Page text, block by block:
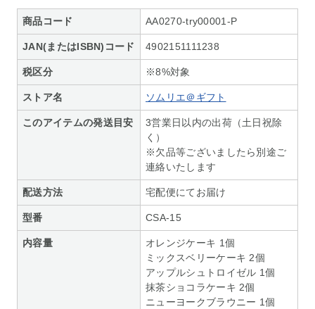
商品コード AA0270-try00001-P
JAN(またはISBN)コード 4902151111238
税区分 ※8%対象
ストア名 ソムリエ＠ギフト
このアイテムの発送目安
3営業日以内の出荷（土日祝除
く）
※欠品等ございましたら別途ご
連絡いたします
配送方法 宅配便にてお届け
型番 CSA-15
内容量
オレンジケーキ 1個
ミックスベリーケーキ 2個
アップルシュトロイゼル 1個
抹茶ショコラケーキ 2個
ニューヨークブラウニー 1個